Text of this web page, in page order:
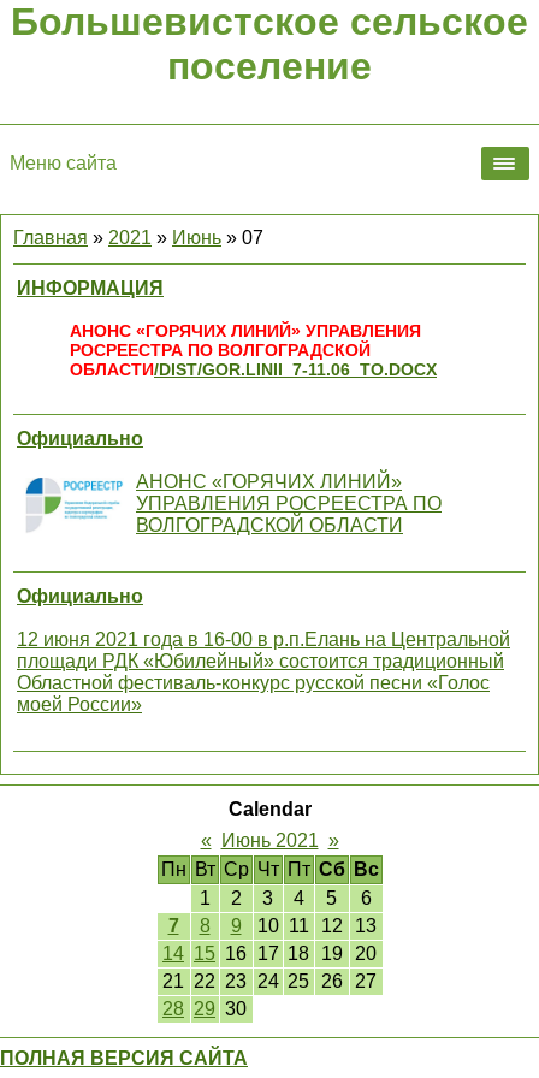
Большевистское сельское
поселение
Меню сайта
Главная » 2021 » Июнь » 07
ИНФОРМАЦИЯ
АНОНС «ГОРЯЧИХ ЛИНИЙ» УПРАВЛЕНИЯ
РОСРЕЕСТРА ПО ВОЛГОГРАДСКОЙ
ОБЛАСТИ/DIST/GOR.LINII_7-11.06_TO.DOCX
Официально
АНОНС «ГОРЯЧИХ ЛИНИЙ»
УПРАВЛЕНИЯ РОСРЕЕСТРА ПО
ВОЛГОГРАДСКОЙ ОБЛАСТИ
Официально
12 июня 2021 года в 16-00 в р.п.Елань на Центральной
площади РДК «Юбилейный» состоится традиционный
Областной фестиваль-конкурс русской песни «Голос
моей России»
Calendar
«
Июнь 2021 »
Пн Вт Ср Чт Пт Сб
Вс
1
2 3 4 5
6
7
8 9 10 11 12
13
14 15 16 17 18 19
20
21 22 23 24 25 26
27
28 29 30
ПОЛНАЯ ВЕРСИЯ САЙТА